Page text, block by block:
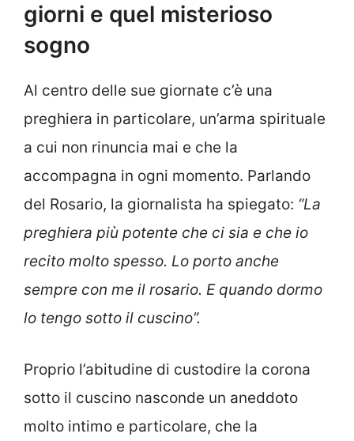
giorni e quel misterioso
sogno
Al centro delle sue giornate c’è una
preghiera in particolare, un’arma spirituale
a cui non rinuncia mai e che la
accompagna in ogni momento. Parlando
del Rosario, la giornalista ha spiegato: “La
preghiera più potente che ci sia e che io
recito molto spesso. Lo porto anche
sempre con me il rosario. E quando dormo
lo tengo sotto il cuscino”.
Proprio l’abitudine di custodire la corona
sotto il cuscino nasconde un aneddoto
molto intimo e particolare, che la